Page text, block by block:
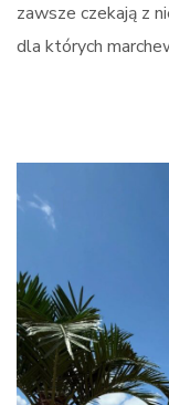
zawsze czekają z
dla których